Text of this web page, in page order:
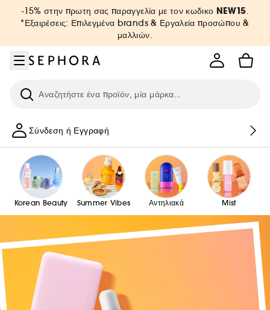
Μετάβαση στο μενού
Μετάβαση στο κύριο περιεχόμενο
Μετάβαση στο υποσέλιδο
-15% στην πρωτη σας παραγγελία με τον κωδικο NEW15.
*Εξαιρέσεις: Επιλεγμένα brands & Εργαλεία προσώπου &
μαλλιών.
Ερευνήστε
Σύνδεση ή Εγγραφή
Korean Beauty Summer Vibes Αντηλιακά Mist